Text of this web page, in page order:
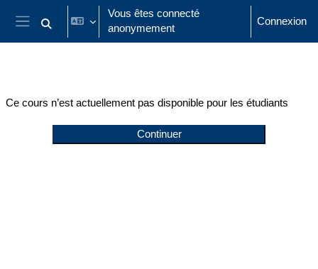
Passer au contenu principal
Panneau latéral
Activer/désactiver la saisie de recherche
Vous êtes connecté
anonymement
Connexion
Ce cours n’est actuellement pas disponible pour les étudiants
Continuer